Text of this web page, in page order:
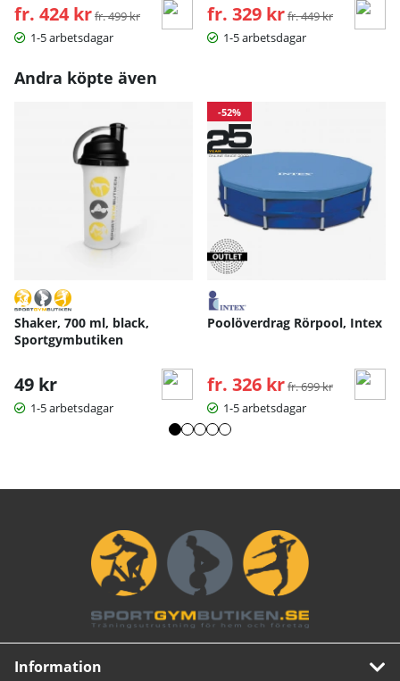
fr. 424 kr Ordinarie pris:
fr. 499 kr
1-5 arbetsdagar
fr. 329 kr Ordinarie pris:
fr. 449 kr
1-5 arbetsdagar
Andra köpte även
Shaker, 700 ml, black,
Sportgymbutiken
49 kr
1-5 arbetsdagar
-52%
Poolöverdrag Rörpool, Intex
fr. 326 kr Ordinarie pris:
fr. 699 kr
1-5 arbetsdagar
Information